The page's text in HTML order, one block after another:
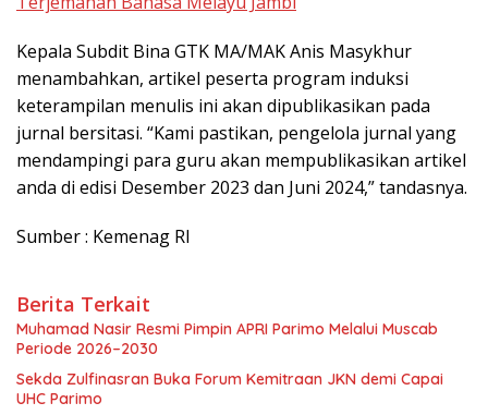
Kepala Subdit Bina GTK MA/MAK Anis Masykhur
menambahkan, artikel peserta program induksi
keterampilan menulis ini akan dipublikasikan pada
jurnal bersitasi. “Kami pastikan, pengelola jurnal yang
mendampingi para guru akan mempublikasikan artikel
anda di edisi Desember 2023 dan Juni 2024,” tandasnya.
Sumber : Kemenag RI
Berita Terkait
Muhamad Nasir Resmi Pimpin APRI Parimo Melalui Muscab
Periode 2026–2030
Sekda Zulfinasran Buka Forum Kemitraan JKN demi Capai
UHC Parimo